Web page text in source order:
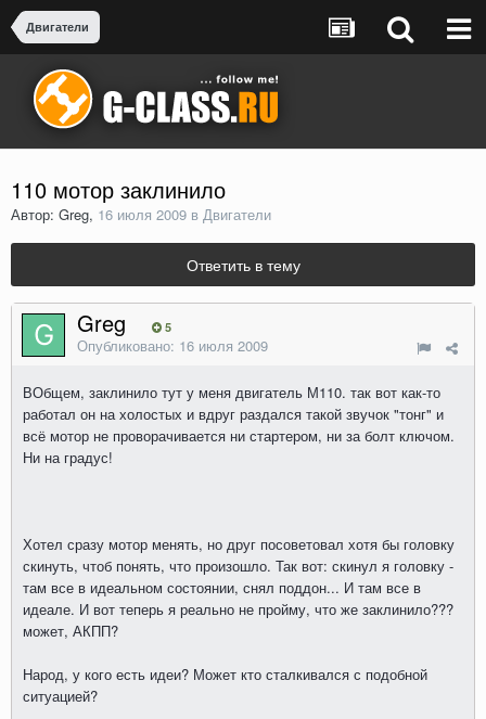
Двигатели
110 мотор заклинило
Автор: Greg, 16 июля 2009 в Двигатели
Ответить в тему
Greg 5
Опубликовано: 16 июля 2009
ВОбщем, заклинило тут у меня двигатель М110. так вот как-то
работал он на холостых и вдруг раздался такой звучок "тонг" и
всё мотор не проворачивается ни стартером, ни за болт ключом.
Ни на градус!
Хотел сразу мотор менять, но друг посоветовал хотя бы головку
скинуть, чтоб понять, что произошло. Так вот: скинул я головку -
там все в идеальном состоянии, снял поддон... И там все в
идеале. И вот теперь я реально не пройму, что же заклинило???
может, АКПП?
Народ, у кого есть идеи? Может кто сталкивался с подобной
ситуацией?